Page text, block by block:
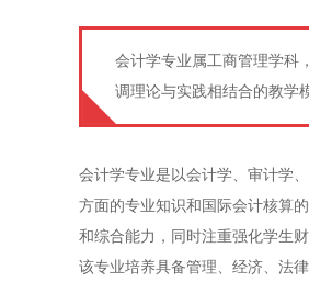
会计学专业属工商管理学科
调理论与实践相结合的教学
会计学专业是以会计学、审计学
方面的专业知识和国际会计核算
和综合能力，同时注重强化学生
该专业培养具备管理、经济、法